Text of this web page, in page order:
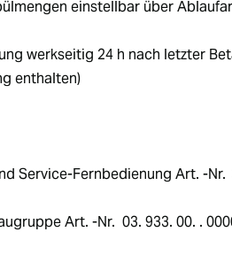
einstellbar über
werkseitig 24 h nach letzter
enthalten)
Service-Fernbedienung Art. -Nr.
Art. -Nr.  03. 933. 00. .